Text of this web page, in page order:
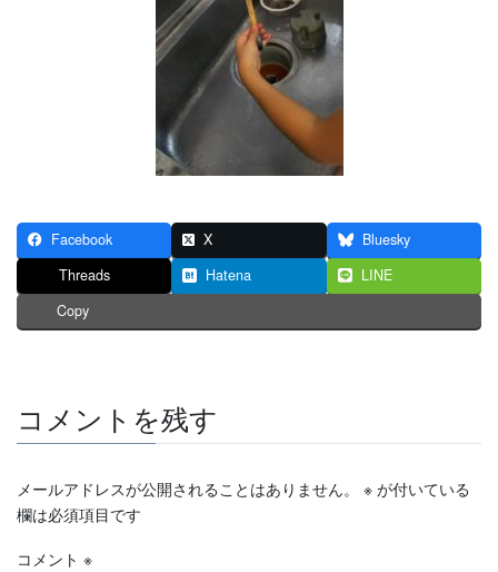
Facebook X
Bluesky
Threads
Hatena
LINE
Copy
コメントを残す
メールアドレスが公開されることはありません。 ※ が付いている
欄は必須項目です
コメント ※